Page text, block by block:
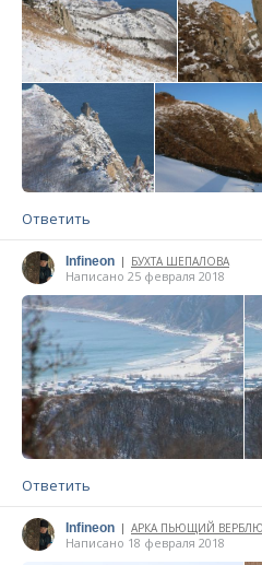
Ответить
Infineon | БУХТА ШЕПАЛОВА
Написано 25 февраля 2018
Ответить
Infineon | АРКА ПЬЮЩИЙ
Написано 18 февраля 2018